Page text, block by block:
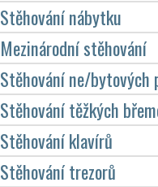
Stěhování nábytku
Mezinárodní stěhování
Stěhování ne/bytových
Stěhování těžkých
Stěhování klavírů
Stěhování trezorů